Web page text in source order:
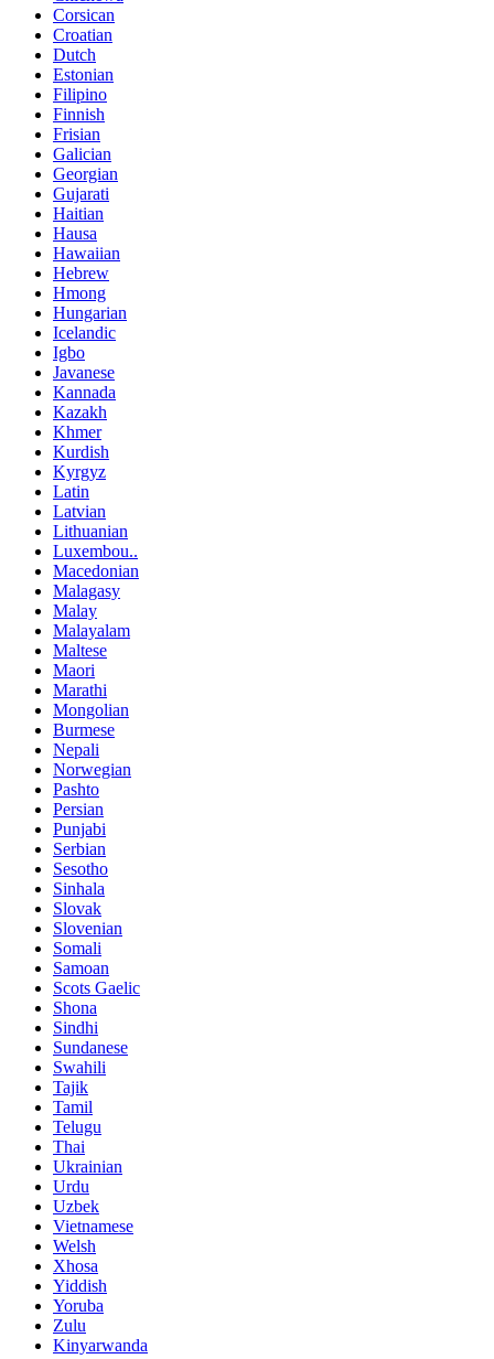
Corsican
Croatian
Dutch
Estonian
Filipino
Finnish
Frisian
Galician
Georgian
Gujarati
Haitian
Hausa
Hawaiian
Hebrew
Hmong
Hungarian
Icelandic
Igbo
Javanese
Kannada
Kazakh
Khmer
Kurdish
Kyrgyz
Latin
Latvian
Lithuanian
Luxembou..
Macedonian
Malagasy
Malay
Malayalam
Maltese
Maori
Marathi
Mongolian
Burmese
Nepali
Norwegian
Pashto
Persian
Punjabi
Serbian
Sesotho
Sinhala
Slovak
Slovenian
Somali
Samoan
Scots Gaelic
Shona
Sindhi
Sundanese
Swahili
Tajik
Tamil
Telugu
Thai
Ukrainian
Urdu
Uzbek
Vietnamese
Welsh
Xhosa
Yiddish
Yoruba
Zulu
Kinyarwanda